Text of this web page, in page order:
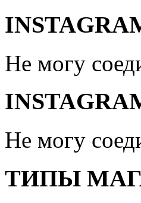
Не могу
Не могу
ТИПЫ